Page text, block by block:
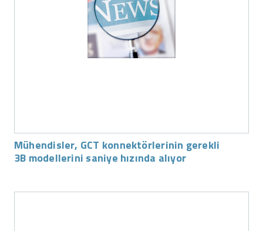
Mühendisler, GCT konnektörlerinin gerekli
3B modellerini saniye hızında alıyor